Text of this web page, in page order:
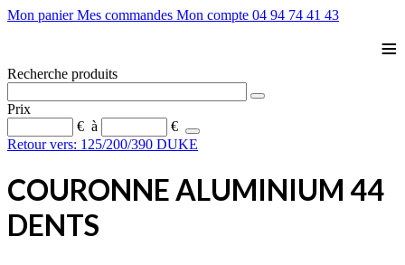
Mon panier Mes commandes Mon compte 04 94 74 41 43
≡
Recherche produits
Prix
€ à
€
Retour vers: 125/200/390 DUKE
COURONNE ALUMINIUM 44
DENTS